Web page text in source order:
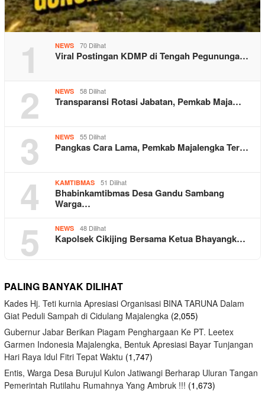
1 NEWS 70 Dilihat
Viral Postingan KDMP di Tengah Pegununga…
2 NEWS 58 Dilihat
Transparansi Rotasi Jabatan, Pemkab Maja…
3 NEWS 55 Dilihat
Pangkas Cara Lama, Pemkab Majalengka Ter…
4 KAMTIBMAS 51 Dilihat
Bhabinkamtibmas Desa Gandu Sambang
Warga…
5 NEWS 48 Dilihat
Kapolsek Cikijing Bersama Ketua Bhayangk…
PALING BANYAK DILIHAT
Kades Hj. Teti kurnia Apresiasi Organisasi BINA TARUNA Dalam
Giat Peduli Sampah di Cidulang Majalengka (2,055)
Gubernur Jabar Berikan Piagam Penghargaan Ke PT. Leetex
Garmen Indonesia Majalengka, Bentuk Apresiasi Bayar Tunjangan
Hari Raya Idul Fitri Tepat Waktu (1,747)
Entis, Warga Desa Burujul Kulon Jatiwangi Berharap Uluran Tangan
Pemerintah Rutilahu Rumahnya Yang Ambruk !!! (1,673)